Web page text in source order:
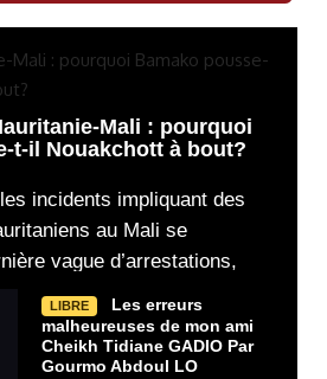
Mali : pourquoi
t-il Nouakchott à bout?
incidents impliquant des
au Mali se
vague d’arrestations,
LIBRE
Les erreurs
malheureuses de mon ami
Cheikh Tidiane GADIO Par
Gourmo Abdoul LO